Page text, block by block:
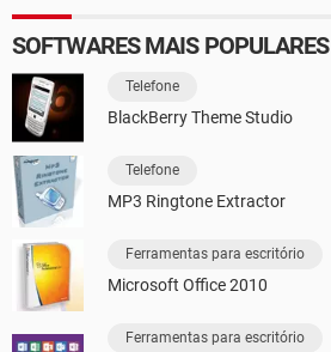
SOFTWARES MAIS POPULARES
Telefone
BlackBerry Theme Studio
Telefone
MP3 Ringtone Extractor
Ferramentas para escritório
Microsoft Office 2010
Ferramentas para escritório